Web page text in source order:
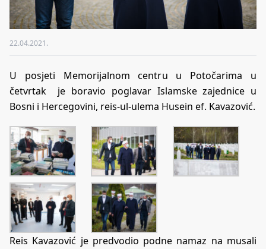
22.04.2021.
U posjeti Memorijalnom centru u Potočarima u
četvrtak je boravio poglavar Islamske zajednice u
Bosni i Hercegovini, reis-ul-ulema Husein ef. Kavazović.
Reis Kavazović je predvodio podne namaz na musali